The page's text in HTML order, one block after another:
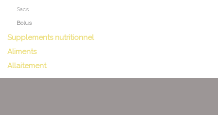
Sacs
Bolus
Supplements nutritionnel
Aliments
Allaitement